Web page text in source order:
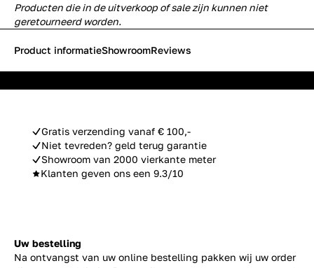
Producten die in de uitverkoop of sale zijn kunnen niet
geretourneerd worden.
Gratis verzending vanaf € 100,-
Niet tevreden? geld terug garantie
Showroom van 2000 vierkante meter
Klanten geven ons een 9.3/10
Product informatieShowroomReviews
Uw bestelling
Na ontvangst van uw online bestelling pakken wij uw order